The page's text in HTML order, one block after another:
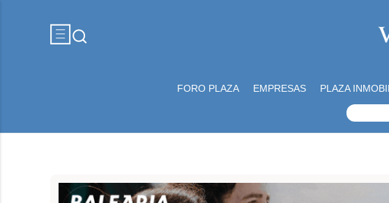
FORO PLAZA EMPRESAS PLAZA